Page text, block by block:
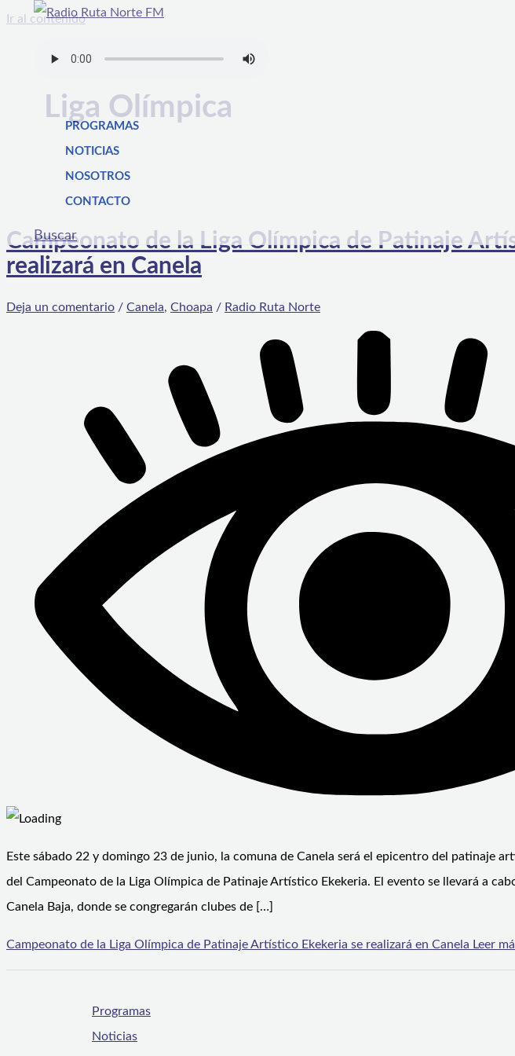
Ir al contenido
PROGRAMAS
NOTICIAS
NOSOTROS
CONTACTO
Buscar
Liga Olímpica
Campeonato de la Liga Olímpica de Patinaje
realizará en Canela
Deja un comentario / Canela, Choapa / Radio Ruta Norte
Este sábado 22 y domingo 23 de junio, la comuna de Canela será el epicentro del patinaje
del Campeonato de la Liga Olímpica de Patinaje Artístico Ekekeria. El evento se llevará a
Canela Baja, donde se congregarán clubes de […]
Campeonato de la Liga Olímpica de Patinaje Artístico Ekekeria se realizará en Canela Leer
Programas
Noticias